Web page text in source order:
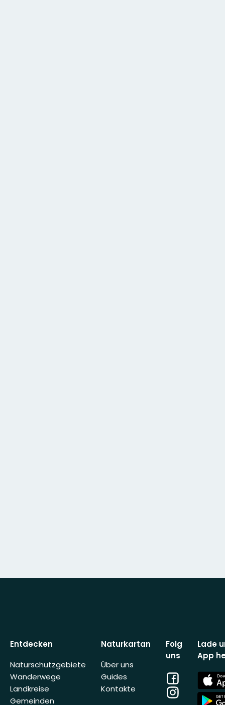
Entdecken
Naturschutzgebiete
Wanderwege
Landkreise
Gemeinden
Naturkartan
Über uns
Guides
Kontakte
Folg
uns
Facebook
Instagram
Lade
App
App
Store
App